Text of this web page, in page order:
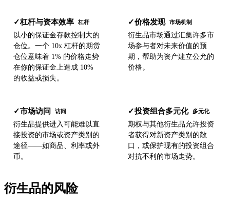
✓杠杆与资本效率 杠杆
以小的保证金存款控制大的
仓位。一个 10x 杠杆的期货
仓位意味着 1% 的价格走势
在你的保证金上造成 10%
的收益或损失。
✓价格发现 市场机制
衍生品市场通过汇集许多市
场参与者对未来价值的预
期，帮助为资产建立公允的
价格。
✓市场访问 访问
衍生品提供进入可能难以直
接投资的市场或资产类别的
途径——如商品、利率或外
币。
✓投资组合多元化 多元化
期权与其他衍生品允许投资
者获得对新资产类别的敞
口，或保护现有的投资组合
对抗不利的市场走势。
衍生品的风险